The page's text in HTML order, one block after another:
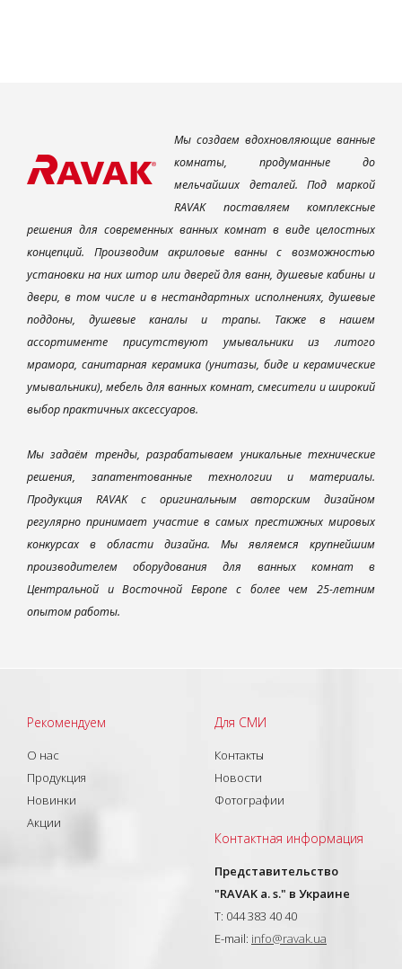
Мы создаем вдохновляющие ванные
комнаты, продуманные до
мельчайших деталей. Под маркой
RAVAK поставляем комплексные
решения для современных ванных комнат в виде целостных
концепций. Производим акриловые ванны с возможностью
установки на них штор или дверей для ванн, душевые кабины и
двери, в том числе и в нестандартных исполнениях, душевые
поддоны, душевые каналы и трапы. Также в нашем
ассортименте присутствуют умывальники из литого
мрамора, санитарная керамика (унитазы, биде и керамические
умывальники), мебель для ванных комнат, смесители и широкий
выбор практичных аксессуаров.
Мы задаём тренды, разрабатываем уникальные технические
решения, запатентованные технологии и материалы.
Продукция RAVAK с оригинальным авторским дизайном
регулярно принимает участие в самых престижных мировых
конкурсах в области дизайна. Мы являемся крупнейшим
производителем оборудования для ванных комнат в
Центральной и Восточной Европе с более чем 25-летним
опытом работы.
Рекомендуем
О нас
Продукция
Новинки
Акции
Для СМИ
Контакты
Новости
Фотографии
Контактная информация
Представительство
"RAVAK a. s." в Украине
T: 044 383 40 40
E-mail: info@ravak.ua